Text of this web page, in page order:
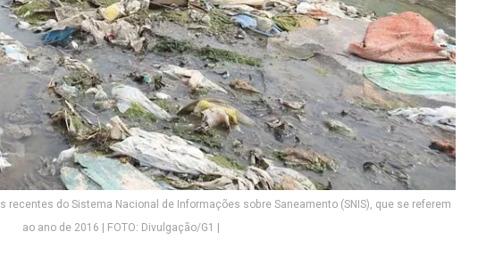
do Sistema Nacional de Informações sobre Saneamento (SNIS), que se referem
ao ano de 2016 | FOTO: Divulgação/G1 |